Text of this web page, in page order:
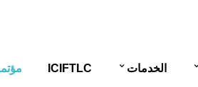
الخدمات ICIFTLC